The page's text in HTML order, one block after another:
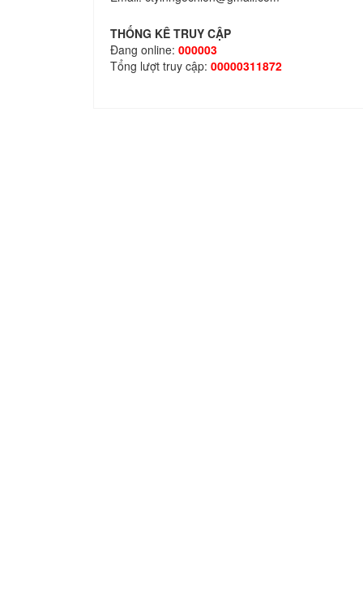
THỐNG KÊ TRUY CẬP
Đang online: 000003
Tổng lượt truy cập: 00000311872